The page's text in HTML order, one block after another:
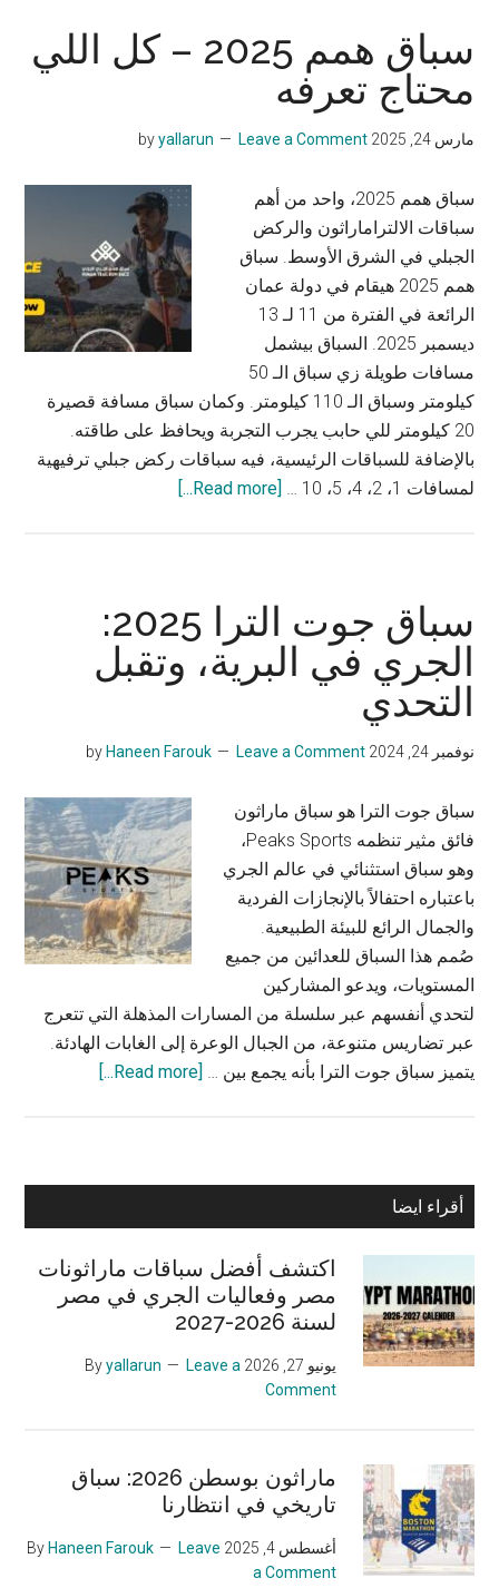
سباق همم 2025 – كل اللي
محتاج تعرفه
مارس 24, 2025 by
yallarun Leave a Comment
سباق همم 2025، واحد من أهم
سباقات الالتراماراثون والركض
الجبلي في الشرق الأوسط. سباق
همم 2025 هيقام في دولة عمان
الرائعة في الفترة من 11 لـ 13
ديسمبر 2025. السباق بيشمل
مسافات طويلة زي سباق الـ 50
كيلومتر وسباق الـ 110 كيلومتر. وكمان سباق مسافة قصيرة
20 كيلومتر للي حابب يجرب التجربة ويحافظ على طاقته.
بالإضافة للسباقات الرئيسية، فيه سباقات ركض جبلي ترفيهية
لمسافات 1، 2، 4، 5، 10 …
[Read more...]
كل
اللي
محتاج
سباق جوت الترا 2025:
الجري في البرية، وتقبل
التحدي
نوفمبر 24, 2024 by
Haneen Farouk Leave a Comment
سباق جوت الترا هو سباق ماراثون
فائق مثير تنظمه Peaks Sports،
وهو سباق استثنائي في عالم الجري
باعتباره احتفالاً بالإنجازات الفردية
والجمال الرائع للبيئة الطبيعية.
صُمم هذا السباق للعدائين من جميع
المستويات، ويدعو المشاركين
لتحدي أنفسهم عبر سلسلة من المسارات المذهلة التي تتعرج
عبر تضاريس متنوعة، من الجبال الوعرة إلى الغابات الهادئة.
يتميز سباق جوت الترا بأنه يجمع بين … [Read more...]
2025:
البرية،
وتقبل
Primary
أقراء ايضا
اكتشف أفضل سباقات ماراثونات
مصر وفعاليات الجري في مصر
لسنة 2026-2027
يونيو 27, 2026 yallarun
Leave a
Comment
ماراثون بوسطن 2026: سباق
تاريخي في انتظارنا
أغسطس 4, 2025 Haneen Farouk
Leave
a Comment